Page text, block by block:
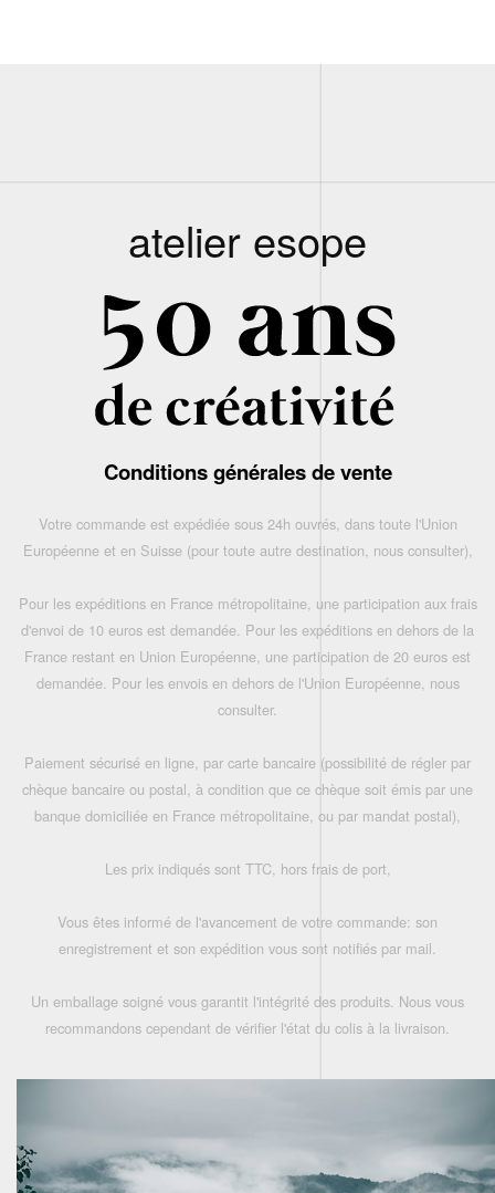
atelier esope
Conditions générales de vente
Votre commande est expédiée sous 24h ouvrés, dans toute l'Union
Européenne et en Suisse (pour toute autre destination, nous consulter),
Pour les expéditions en France métropolitaine, une participation aux frais
d'envoi de 10 euros est demandée. Pour les expéditions en dehors de la
France restant en Union Européenne, une participation de 20 euros est
demandée. Pour les envois en dehors de l'Union Européenne, nous
consulter.
Paiement sécurisé en ligne, par carte bancaire (possibilité de régler par
chèque bancaire ou postal, à condition que ce chèque soit émis par une
banque domiciliée en France métropolitaine, ou par mandat postal),
Les prix indiqués sont TTC, hors frais de port,
Vous êtes informé de l'avancement de votre commande: son
enregistrement et son expédition vous sont notifiés par mail.
Un emballage soigné vous garantit l'intégrité des produits. Nous vous
recommandons cependant de vérifier l'état du colis à la livraison.